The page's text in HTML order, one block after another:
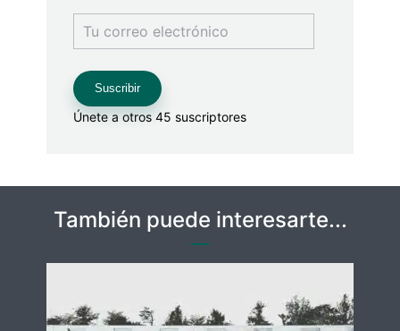
Tu
correo
electrónico
Suscribir
Únete a otros 45 suscriptores
También puede interesarte...